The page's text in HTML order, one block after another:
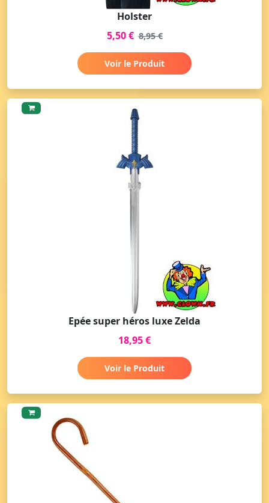
Holster
5,50 € 8,95 €
Voir le Produit
Epée super héros luxe Zelda
18,95 €
Voir le Produit